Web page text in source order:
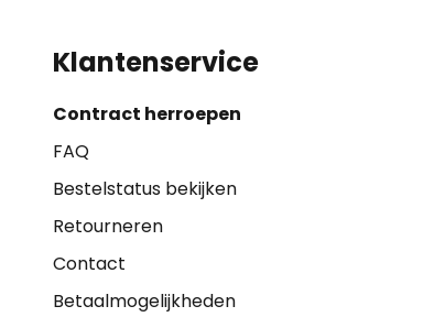
Klantenservice
Contract herroepen
FAQ
Bestelstatus bekijken
Retourneren
Contact
Betaalmogelijkheden